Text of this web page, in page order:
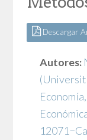
Descargar
Autores: